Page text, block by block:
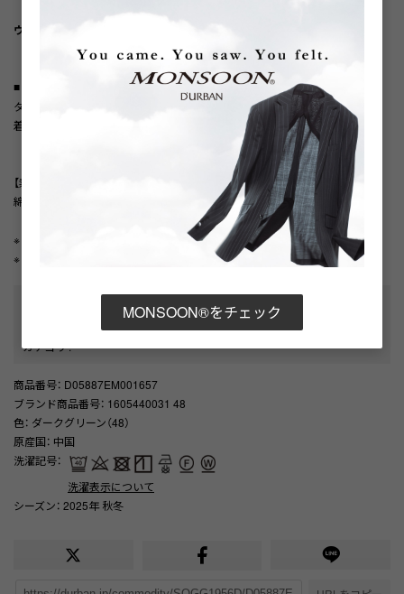
ウォッシャブル/家庭洗濯対応
■ 商品仕様
タック: ノータック
着用シーズン: 春・夏・秋・冬
【素材】
綿67%、ポリエステル30%、ポリウレタン3%
※ パンツは裾上げ前の状態でのお届けとなります。
※ ご着用には裾上げが必要となります。
テーラード・スペック
カテゴリ:
商品番号： D05887EM001657
ブランド商品番号： 1605440031 48
色： ダークグリーン（48）
原産国： 中国
洗濯記号：
洗濯表示について
シーズン： 2025年 秋冬
MONSOON®をチェック